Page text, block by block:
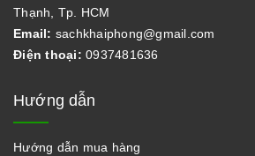
Thạnh, Tp. HCM
Email: sachkhaiphong@gmail.com
Điện thoại: 0937481636
Hướng dẫn
Hướng dẫn mua hàng